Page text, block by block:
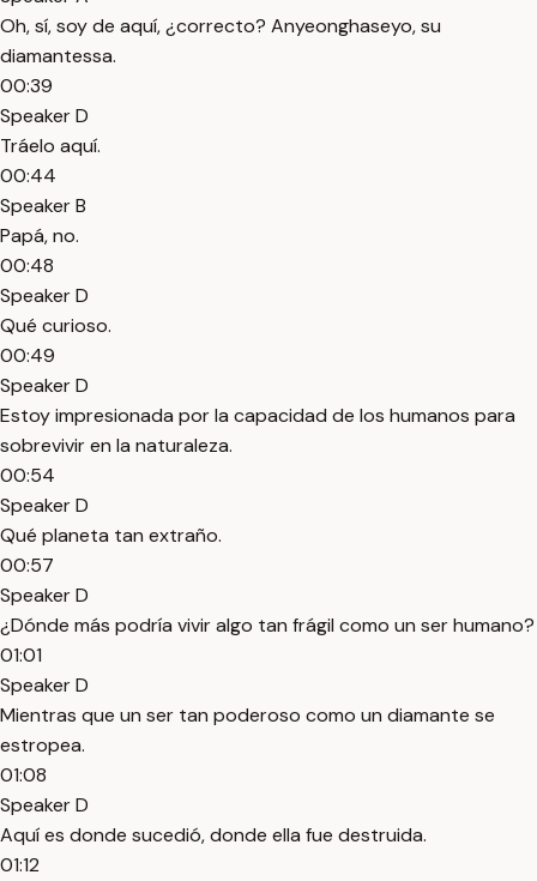
Oh, sí, soy de aquí, ¿correcto? Anyeonghaseyo, su
diamantessa.
00:39
Speaker D
Tráelo aquí.
00:44
Speaker B
Papá, no.
00:48
Speaker D
Qué curioso.
00:49
Speaker D
Estoy impresionada por la capacidad de los humanos para
sobrevivir en la naturaleza.
00:54
Speaker D
Qué planeta tan extraño.
00:57
Speaker D
¿Dónde más podría vivir algo tan frágil como un ser humano?
01:01
Speaker D
Mientras que un ser tan poderoso como un diamante se
estropea.
01:08
Speaker D
Aquí es donde sucedió, donde ella fue destruida.
01:12